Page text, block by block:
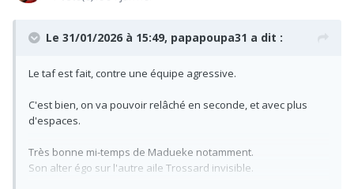
Le 31/01/2026 à 15:49, papapoupa31 a dit :
Le taf est fait, contre une équipe agressive.
C'est bien, on va pouvoir relâché en seconde, et avec plus
d'espaces.
Très bonne mi-temps de Madueke notamment.
Son alter égo sur l'autre aile Trossard invisible.